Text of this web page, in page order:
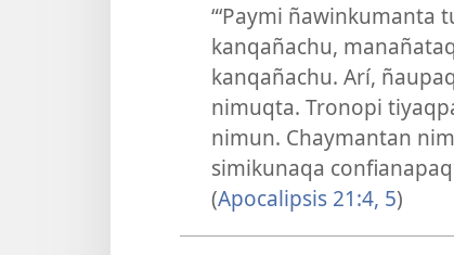
“‘Paymi ñawinkumanta
kanqañachu,
kanqañachu. Arí,
nimuqta. Tronopi
nimun. Chaymantan
simikunaqa
(Apocalipsis 21:4, 5)